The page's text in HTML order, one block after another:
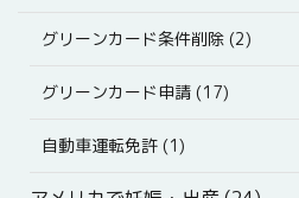
グリーンカード条件削除 (2)
グリーンカード申請 (17)
自動車運転免許 (1)